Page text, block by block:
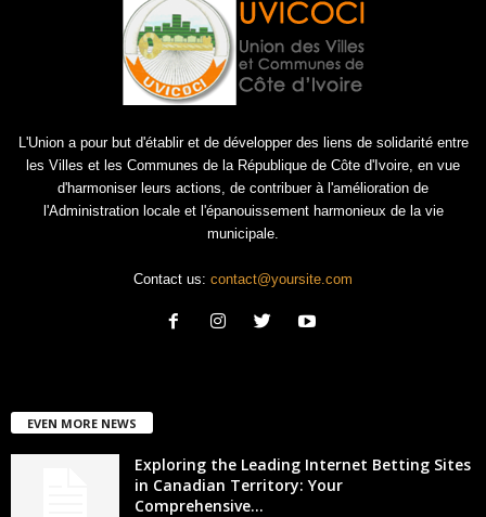
L'Union a pour but d'établir et de développer des liens de solidarité entre
les Villes et les Communes de la République de Côte d'Ivoire, en vue
d'harmoniser leurs actions, de contribuer à l'amélioration de
l'Administration locale et l'épanouissement harmonieux de la vie
municipale.
Contact us: contact@yoursite.com
EVEN MORE NEWS
Exploring the Leading Internet Betting Sites
in Canadian Territory: Your
Comprehensive...